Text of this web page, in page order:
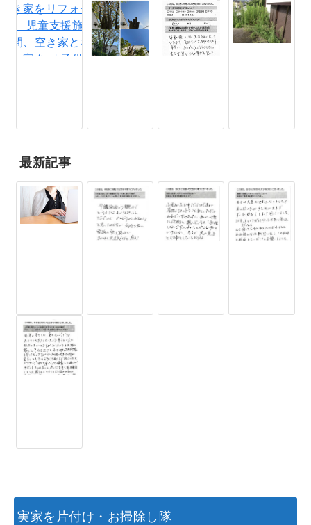
最新記事
実家を片付け・お掃除し隊